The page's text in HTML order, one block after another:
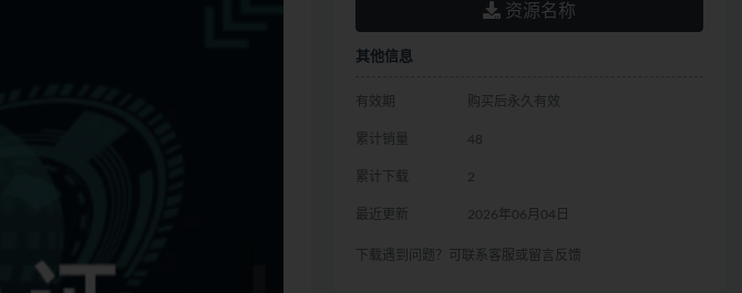
资源名称
其他信息
有效期 购买后永久有效
累计销量 48
累计下载 2
最近更新 2026年06月04日
下载遇到问题？可联系客服或留言反馈